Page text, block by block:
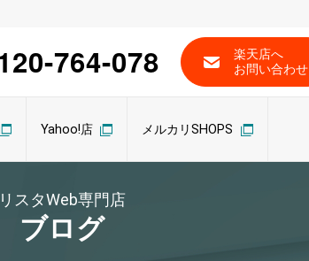
764-078
楽天店へ
お問い合わせ
Yahoo!店 メルカリSHOPS
リスタWeb専門店
ブログ